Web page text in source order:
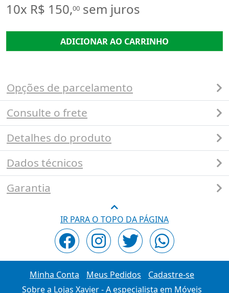
10x R$ 150,00 sem juros
ADICIONAR AO CARRINHO
Opções de parcelamento
Consulte o frete
Detalhes do produto
Dados técnicos
Garantia
IR PARA O TOPO DA PÁGINA
Minha Conta Meus Pedidos
Cadastre-se
Sobre a Lojas Xavier - A especialista em Móveis